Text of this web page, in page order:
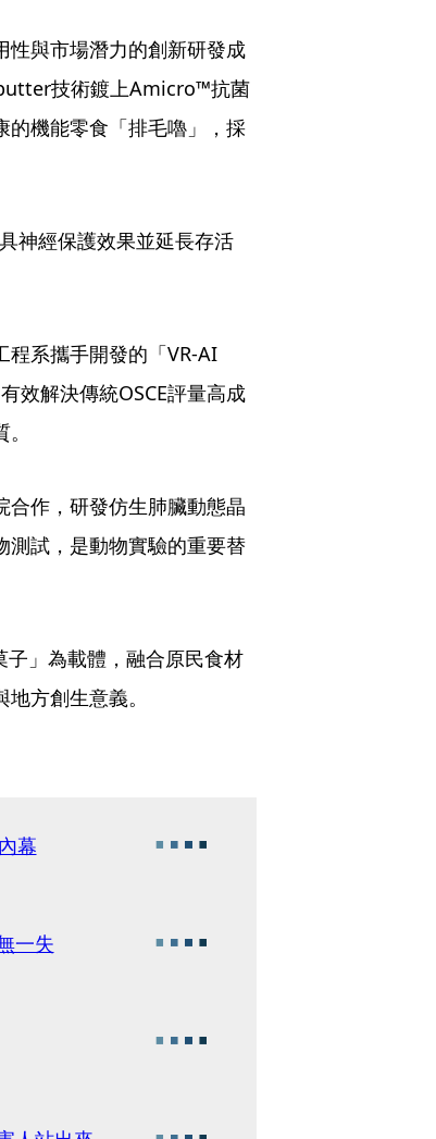
性與市場潛力的創新研發成
技術鍍上Amicro™抗菌
的機能零食「排毛嚕」，採
神經保護效果並延長存活
系攜手開發的「VR-AI
效解決傳統OSCE評量高成
合作，研發仿生肺臟動態晶
測試，是動物實驗的重要替
」為載體，融合原民食材
方創生意義。
幕
一失